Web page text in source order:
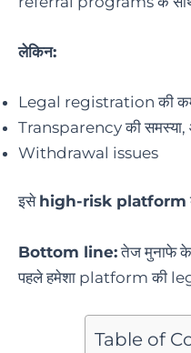
लेकिन:
Legal registration की
Transparency की समस्या,
Withdrawal issues
इसे high-risk platform
Bottom line:तेज मुनाफे
पहले हमेशा platform की
Table of